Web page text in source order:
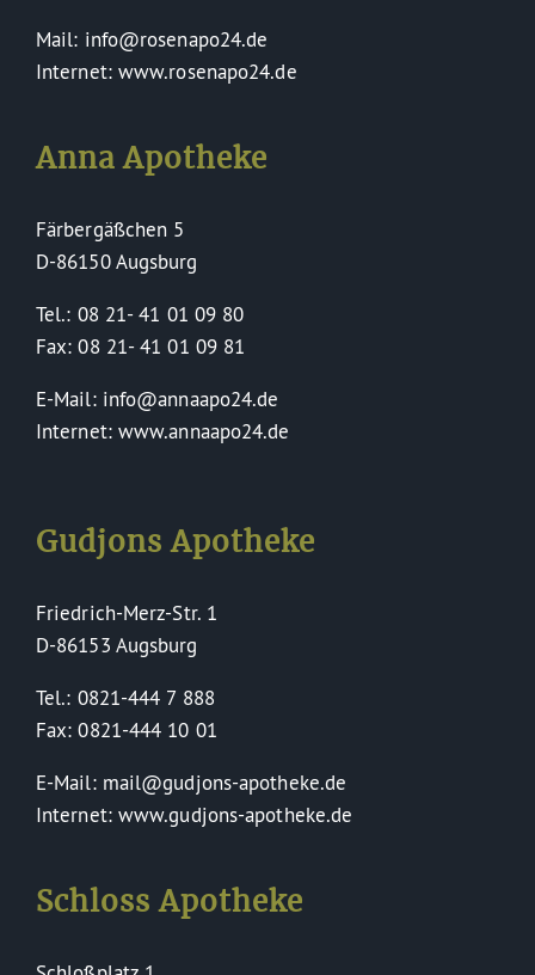
Mail: info@rosenapo24.de
Internet: www.rosenapo24.de
Anna Apotheke
Färbergäßchen 5
D-86150 Augsburg
Tel.: 08 21- 41 01 09 80
Fax: 08 21- 41 01 09 81
E-Mail: info@annaapo24.de
Internet: www.annaapo24.de
Gudjons Apotheke
Friedrich-Merz-Str. 1
D-86153 Augsburg
Tel.: 0821-444 7 888
Fax: 0821-444 10 01
E-Mail: mail@gudjons-apotheke.de
Internet: www.gudjons-apotheke.de
Schloss Apotheke